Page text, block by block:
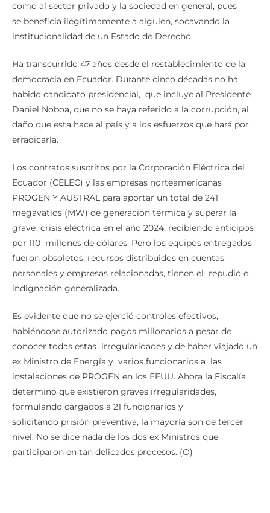
como al sector privado y la sociedad en general, pues
se beneficia ilegítimamente a alguien, socavando la
institucionalidad de un Estado de Derecho.
Ha transcurrido 47 años desde el restablecimiento de la
democracia en Ecuador. Durante cinco décadas no ha
habido candidato presidencial, que incluye al Presidente
Daniel Noboa, que no se haya referido a la corrupción, al
daño que esta hace al país y a los esfuerzos que hará por
erradicarla.
Los contratos suscritos por la Corporación Eléctrica del
Ecuador (CELEC) y las empresas norteamericanas
PROGEN Y AUSTRAL para aportar un total de 241
megavatios (MW) de generación térmica y superar la
grave crisis eléctrica en el año 2024, recibiendo anticipos
por 110 millones de dólares. Pero los equipos entregados
fueron obsoletos, recursos distribuidos en cuentas
personales y empresas relacionadas, tienen el repudio e
indignación generalizada.
Es evidente que no se ejerció controles efectivos,
habiéndose autorizado pagos millonarios a pesar de
conocer todas estas irregularidades y de haber viajado un
ex Ministro de Energía y varios funcionarios a las
instalaciones de PROGEN en los EEUU. Ahora la Fiscalía
determinó que existieron graves irregularidades,
formulando cargados a 21 funcionarios y
solicitando prisión preventiva, la mayoría son de tercer
nivel. No se dice nada de los dos ex Ministros que
participaron en tan delicados procesos. (O)